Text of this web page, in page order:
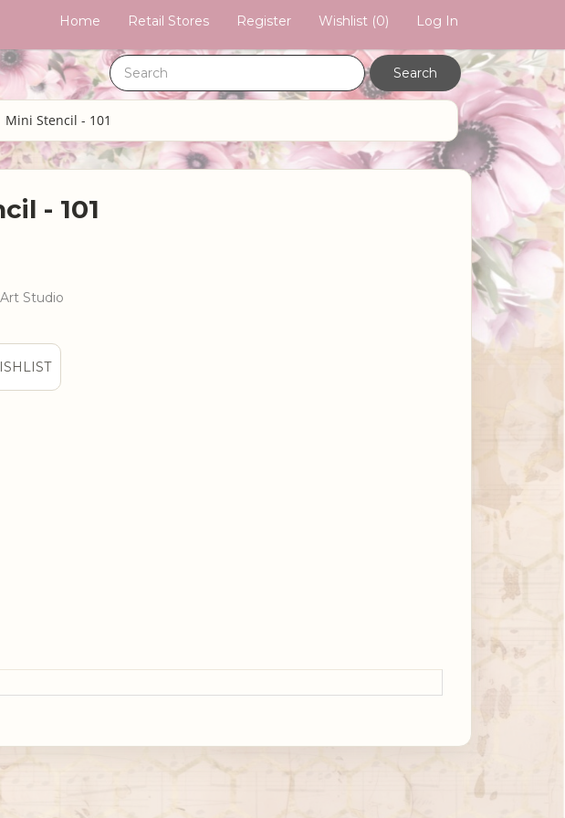
Home Retail Stores Register Wishlist (0) Log In
Mini Stencil - 101
- 101
Studio